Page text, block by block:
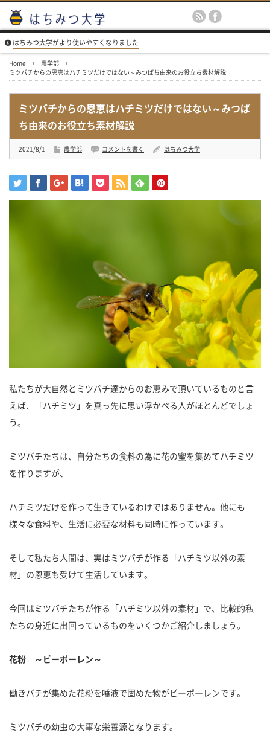
はちみつ大学がより使いやすくなりました
Home
農学部
ミツバチからの恩恵はハチミツだけではない～みつばち由来のお役立ち素材解説
ミツバチからの恩恵はハチミツだけではない～みつば
ち由来のお役立ち素材解説
2021/8/1 農学部 コメントを書く はちみつ大学
私たちが大自然とミツバチ達からのお恵みで頂いているものと言
えば、「ハチミツ」を真っ先に思い浮かべる人がほとんどでしょ
う。
ミツバチたちは、自分たちの食料の為に花の蜜を集めてハチミツ
を作りますが、
ハチミツだけを作って生きているわけではありません。他にも
様々な食料や、生活に必要な材料も同時に作っています。
そして私たち人間は、実はミツバチが作る「ハチミツ以外の素
材」の恩恵も受けて生活しています。
今回はミツバチたちが作る「ハチミツ以外の素材」で、比較的私
たちの身近に出回っているものをいくつかご紹介しましょう。
花粉 ～ビーポーレン～
働きバチが集めた花粉を唾液で固めた物がビーポーレンです。
ミツバチの幼虫の大事な栄養源となります。